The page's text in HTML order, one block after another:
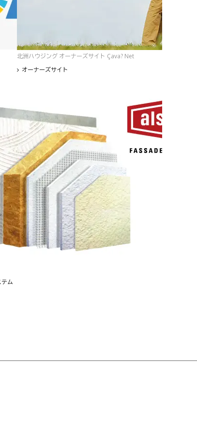
北洲ハウジング オーナーズサイト Çava? Net
オーナーズサイト
ム